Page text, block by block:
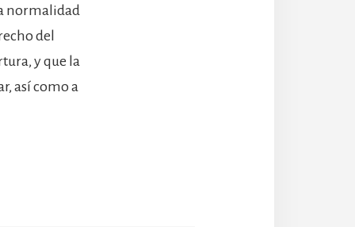
normalidad
del
y que la
así como a